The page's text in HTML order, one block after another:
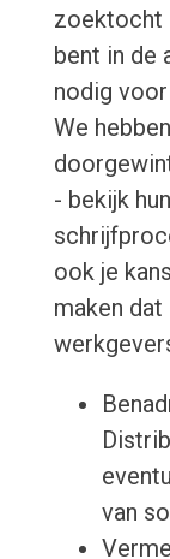
zoektocht
bent in de
nodig
We
- bekijk
ook je
maken
van